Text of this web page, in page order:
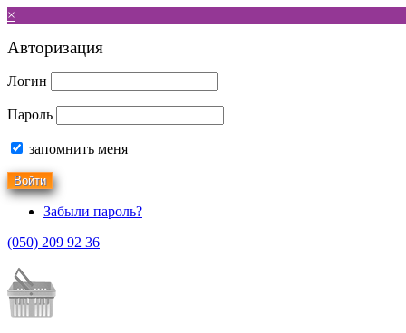
×
Авторизация
Логин
Пароль
запомнить меня
Забыли пароль?
(050) 209 92 36